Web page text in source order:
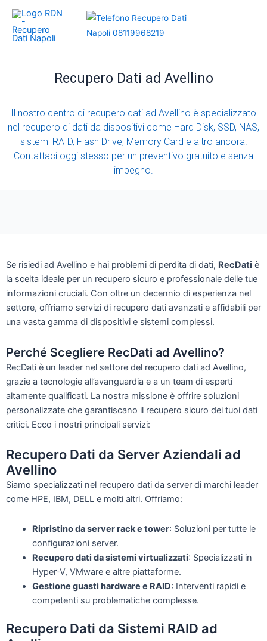
contenuto
Recupero Dati ad Avellino
Il nostro centro di recupero dati ad Avellino è specializzato
nel recupero di dati da dispositivi come Hard Disk, SSD, NAS,
sistemi RAID, Flash Drive, Memory Card e altro ancora.
Contattaci oggi stesso per un preventivo gratuito e senza
impegno.
Se risiedi ad Avellino e hai problemi di perdita di dati, RecDati è
la scelta ideale per un recupero sicuro e professionale delle tue
informazioni cruciali. Con oltre un decennio di esperienza nel
settore, offriamo servizi di recupero dati avanzati e affidabili per
una vasta gamma di dispositivi e sistemi complessi.
Perché Scegliere RecDati ad Avellino?
RecDati è un leader nel settore del recupero dati ad Avellino,
grazie a tecnologie all’avanguardia e a un team di esperti
altamente qualificati. La nostra missione è offrire soluzioni
personalizzate che garantiscano il recupero sicuro dei tuoi dati
critici. Ecco i nostri principali servizi:
Recupero Dati da Server Aziendali ad
Avellino
Siamo specializzati nel recupero dati da server di marchi leader
come HPE, IBM, DELL e molti altri. Offriamo:
Ripristino da server rack e tower: Soluzioni per tutte le
configurazioni server.
Recupero dati da sistemi virtualizzati: Specializzati in
Hyper-V, VMware e altre piattaforme.
Gestione guasti hardware e RAID: Interventi rapidi e
competenti su problematiche complesse.
Recupero Dati da Sistemi RAID ad